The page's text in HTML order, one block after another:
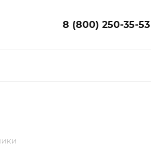
8 (800) 250-35-53